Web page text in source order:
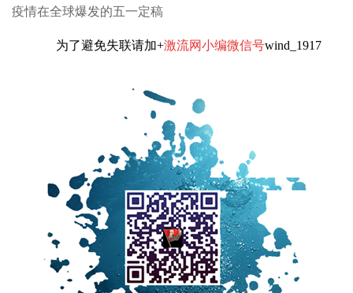
疫情在全球爆发的五一定稿
为了避免失联请加+激流网小编微信号wind_1917